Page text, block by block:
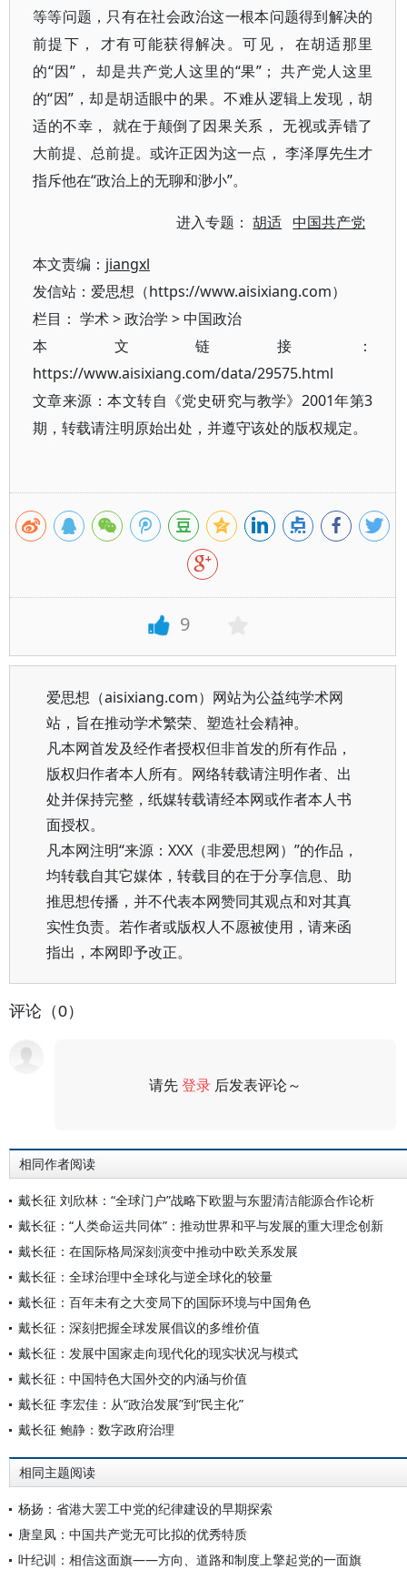
等等问题，只有在社会政治这一根本问题得到解决的
前提下， 才有可能获得解决。可见， 在胡适那里
的“因”， 却是共产党人这里的“果”； 共产党人这里
的“因”，却是胡适眼中的果。不难从逻辑上发现，胡
适的不幸， 就在于颠倒了因果关系， 无视或弄错了
大前提、总前提。或许正因为这一点， 李泽厚先生才
指斥他在“政治上的无聊和渺小”。
进入专题：胡适 中国共产党
本文责编： jiangxl
发信站：爱思想（https://www.aisixiang.com）
栏目： 学术>政治学 >中国政治
本文链接：
https://www.aisixiang.com/data/29575.html
文章来源：本文转自《党史研究与教学》2001年第3
期，转载请注明原始出处，并遵守该处的版权规定。
9
爱思想（aisixiang.com）网站为公益纯学术网
站，旨在推动学术繁荣、塑造社会精神。
凡本网首发及经作者授权但非首发的所有作品，
版权归作者本人所有。网络转载请注明作者、出
处并保持完整，纸媒转载请经本网或作者本人书
面授权。
凡本网注明“来源：XXX（非爱思想网）”的作品，
均转载自其它媒体，转载目的在于分享信息、助
推思想传播，并不代表本网赞同其观点和对其真
实性负责。若作者或版权人不愿被使用，请来函
指出，本网即予改正。
评论（0）
请先登录 后发表评论～
相同作者阅读
戴长征 刘欣林：“全球门户”战略下欧盟与东盟清洁能源合作论析
戴长征：“人类命运共同体”：推动世界和平与发展的重大理念创新
戴长征：在国际格局深刻演变中推动中欧关系发展
戴长征：全球治理中全球化与逆全球化的较量
戴长征：百年未有之大变局下的国际环境与中国角色
戴长征：深刻把握全球发展倡议的多维价值
戴长征：发展中国家走向现代化的现实状况与模式
戴长征：中国特色大国外交的内涵与价值
戴长征 李宏佳：从“政治发展”到“民主化”
戴长征 鲍静：数字政府治理
相同主题阅读
杨扬：省港大罢工中党的纪律建设的早期探索
唐皇凤：中国共产党无可比拟的优秀特质
叶纪训：相信这面旗——方向、道路和制度上擎起党的一面旗